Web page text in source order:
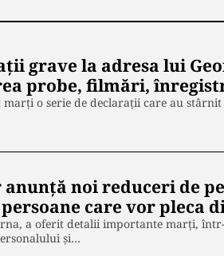
grave la adresa lui
probe, filmări,
marți o serie de declarații care au
noi reduceri de
care vor pleca
a oferit detalii importante marți,
și…